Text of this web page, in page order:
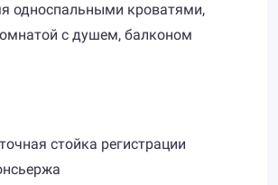
односпальными кроватями,
с душем, балконом
стойка регистрации